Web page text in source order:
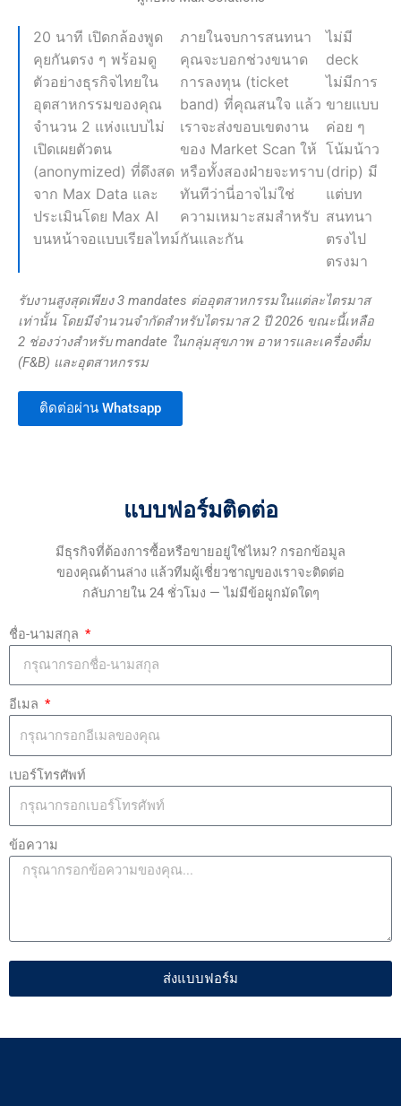
20 นาที เปิดกล้องพูด
คุยกันตรง ๆ พร้อมดู
ตัวอย่างธุรกิจไทยใน
อุตสาหกรรมของคุณ
จำนวน 2 แห่งแบบไม่
เปิดเผยตัวตน
(anonymized) ที่ดึงสด
จาก Max Data และ
ประเมินโดย Max AI
บนหน้าจอแบบเรียลไทม์
ภายในจบการสนทนา
คุณจะบอกช่วงขนาด
การลงทุน (ticket
band) ที่คุณสนใจ แล้ว
เราจะส่งขอบเขตงาน
ของ Market Scan ให้
หรือทั้งสองฝ่ายจะทราบ
ทันทีว่านี่อาจไม่ใช่
ความเหมาะสมสำหรับ
กันและกัน
ไม่มี
deck
ไม่มีการ
ขายแบบ
ค่อย ๆ
โน้มน้าว
(drip) มี
แต่บท
สนทนา
ตรงไป
ตรงมา
รับงานสูงสุดเพียง 3 mandates ต่ออุตสาหกรรมในแต่ละไตรมาส
เท่านั้น โดยมีจำนวนจำกัดสำหรับไตรมาส 2 ปี 2026 ขณะนี้เหลือ
2 ช่องว่างสำหรับ mandate ในกลุ่มสุขภาพ อาหารและเครื่องดื่ม
(F&B) และอุตสาหกรรม
ติดต่อผ่าน Whatsapp
แบบฟอร์มติดต่อ
มีธุรกิจที่ต้องการซื้อหรือขายอยู่ใช่ไหม? กรอกข้อมูล
ของคุณด้านล่าง แล้วทีมผู้เชี่ยวชาญของเราจะติดต่อ
กลับภายใน 24 ชั่วโมง — ไม่มีข้อผูกมัดใดๆ
ชื่อ-นามสกุล
อีเมล
เบอร์โทรศัพท์
ข้อความ
ส่งแบบฟอร์ม